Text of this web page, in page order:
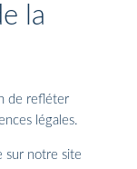
la
de refléter
légales.
sur notre site